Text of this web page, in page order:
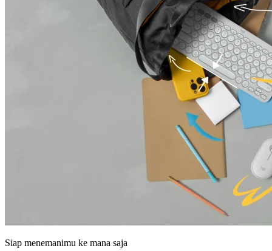
Siap menemanimu ke mana saja